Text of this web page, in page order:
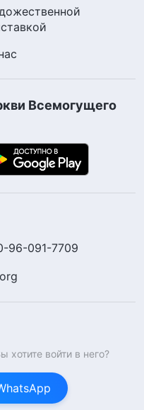
Всемогущего
96-091-7709
войти в него?